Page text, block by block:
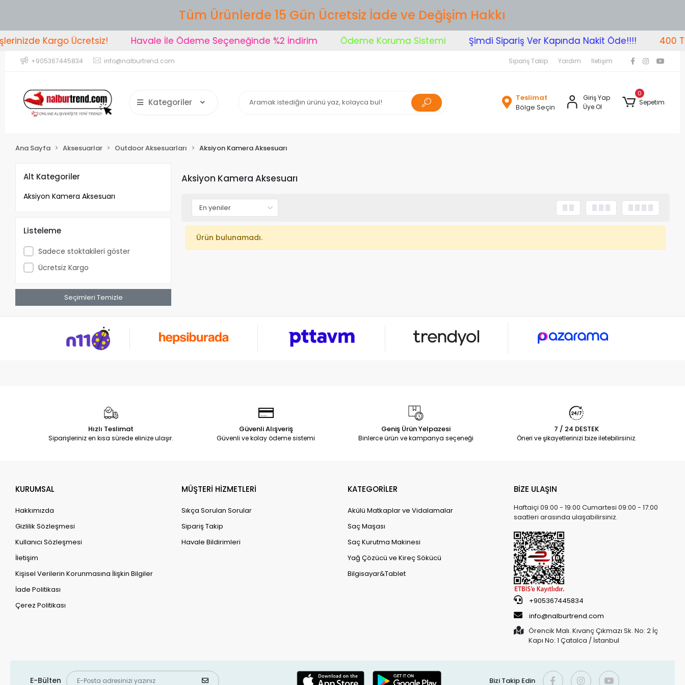
Tüm Ürünlerde 15 Gün Ücretsiz İade ve Değişim Hakkı
Kargo Ücretsiz! Havale İle Ödeme Seçeneğinde %2 İndirim Ödeme Koruma Sistemi Şimdi Sipariş Ver Kapında Nakit Öde!!!! 400
+905367445834 info@nalburtrend.com Sipariş Takip Yardım İletişim
Kategoriler
Teslimat
Bölge Seçin
Giriş Yap
Üye Ol
0
Sepetim
Ana Sayfa Aksesuarlar Outdoor Aksesuarları Aksiyon Kamera Aksesuarı
Alt Kategoriler
Aksiyon Kamera Aksesuarı
Listeleme
Sadece stoktakileri göster
Ücretsiz Kargo
Seçimleri Temizle
Aksiyon Kamera Aksesuarı
Ürün bulunamadı.
Hızlı Teslimat
Siparişleriniz en kısa sürede elinize ulaşır.
Güvenli Alışveriş
Güvenli ve kolay ödeme sistemi
Geniş Ürün Yelpazesi
Binlerce ürün ve kampanya seçeneği
7 / 24 DESTEK
Öneri ve şikayetlerinizi bize iletebilirsiniz.
KURUMSAL
Hakkımızda
Gizlilik Sözleşmesi
Kullanıcı Sözleşmesi
İletişim
Kişisel Verilerin Korunmasına İlişkin Bilgiler
İade Politikası
Çerez Politikası
MÜŞTERİ HİZMETLERİ
Sıkça Sorulan Sorular
Sipariş Takip
Havale Bildirimleri
KATEGORİLER
Akülü Matkaplar ve Vidalamalar
Saç Maşası
Saç Kurutma Makinesi
Yağ Çözücü ve Kireç Sökücü
Bilgisayar&Tablet
BİZE ULAŞIN
Haftaiçi 09:00 - 19:00 Cumartesi 09:00 - 17:00
saatleri arasında ulaşabilirsiniz.
+905367445834
info@nalburtrend.com
Örencik Malı. Kıvanç Çıkmazı Sk. No: 2 İç
Kapı No: 1 Çatalca / İstanbul
E-Bülten Bizi Takip Edin